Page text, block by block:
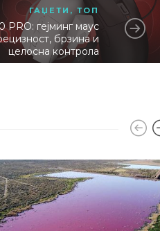
ГАЏЕТИ ,ТОП
гејминг маус
брзина и
целосна контрола